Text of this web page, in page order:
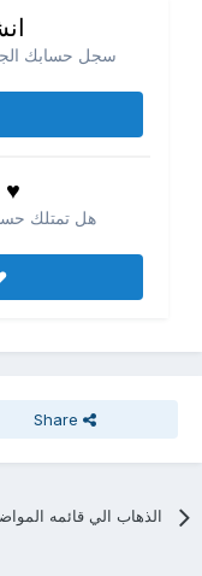
سجل حسابك
♥
هل تمتلك
Share
الذهاب الي قائمه